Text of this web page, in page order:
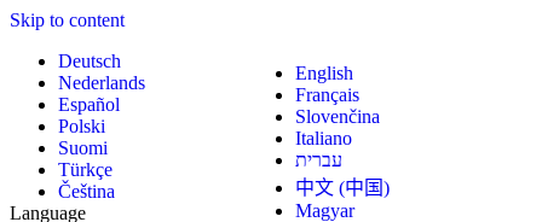
Skip to content
Deutsch
English
Nederlands
Français
Español
Slovenčina
Polski
Italiano
Suomi
עברית
Türkçe
中文 (中国)
Čeština
Magyar
Language